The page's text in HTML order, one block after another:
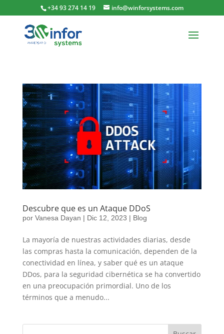
+34 93 274 14 19 info@winforsystems.com
Descubre que es un Ataque DDoS
por Vanesa Dayan | Dic 12, 2023 | Blog
La mayoría de nuestras actividades diarias, desde
las compras hasta la comunicación, dependen de la
conectividad en línea, y saber qué es un ataque
DDos, para la seguridad cibernética se ha convertido
en una preocupación primordial. Uno de los
términos que a menudo...